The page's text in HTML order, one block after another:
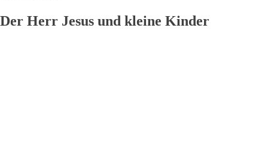
Der Herr Jesus und kleine Kinder